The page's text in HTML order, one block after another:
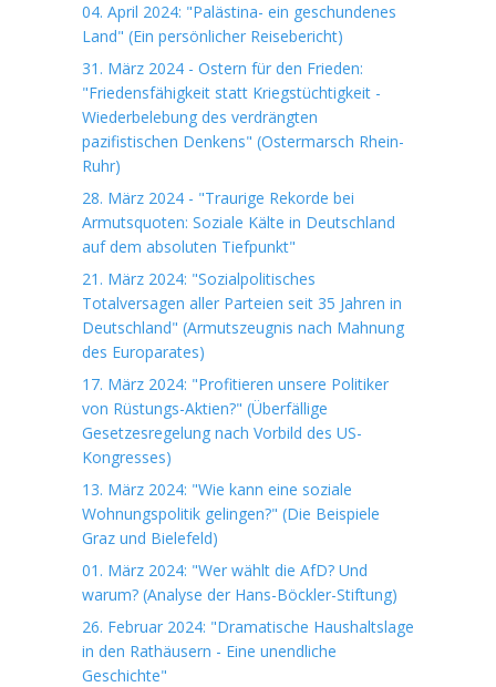
04. April 2024: "Palästina- ein geschundenes
Land" (Ein persönlicher Reisebericht)
31. März 2024 - Ostern für den Frieden:
"Friedensfähigkeit statt Kriegstüchtigkeit -
Wiederbelebung des verdrängten
pazifistischen Denkens" (Ostermarsch Rhein-
Ruhr)
28. März 2024 - "Traurige Rekorde bei
Armutsquoten: Soziale Kälte in Deutschland
auf dem absoluten Tiefpunkt"
21. März 2024: "Sozialpolitisches
Totalversagen aller Parteien seit 35 Jahren in
Deutschland" (Armutszeugnis nach Mahnung
des Europarates)
17. März 2024: "Profitieren unsere Politiker
von Rüstungs-Aktien?" (Überfällige
Gesetzesregelung nach Vorbild des US-
Kongresses)
13. März 2024: "Wie kann eine soziale
Wohnungspolitik gelingen?" (Die Beispiele
Graz und Bielefeld)
01. März 2024: "Wer wählt die AfD? Und
warum? (Analyse der Hans-Böckler-Stiftung)
26. Februar 2024: "Dramatische Haushaltslage
in den Rathäusern - Eine unendliche
Geschichte"